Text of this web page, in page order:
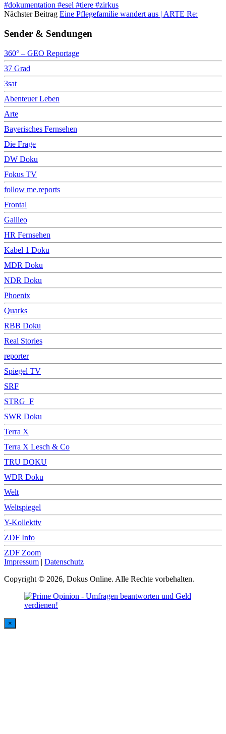
#dokumentation #esel #tiere #zirkus
Nächster Beitrag Eine Pflegefamilie wandert aus | ARTE Re:
Sender & Sendungen
360° – GEO Reportage
37 Grad
3sat
Abenteuer Leben
Arte
Bayerisches Fernsehen
Die Frage
DW Doku
Fokus TV
follow me.reports
Frontal
Galileo
HR Fernsehen
Kabel 1 Doku
MDR Doku
NDR Doku
Phoenix
Quarks
RBB Doku
Real Stories
reporter
Spiegel TV
SRF
STRG_F
SWR Doku
Terra X
Terra X Lesch & Co
TRU DOKU
WDR Doku
Welt
Weltspiegel
Y-Kollektiv
ZDF Info
ZDF Zoom
Impressum | Datenschutz
Copyright © 2026, Dokus Online. Alle Rechte vorbehalten.
×